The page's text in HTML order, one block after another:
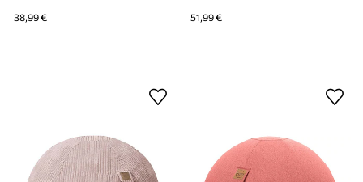
38,99 € 51,99 €